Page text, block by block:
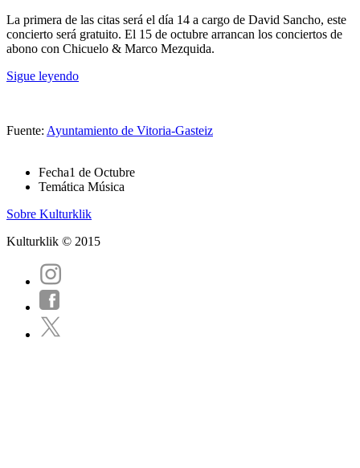
La primera de las citas será el día 14 a cargo de David Sancho, este
concierto será gratuito. El 15 de octubre arrancan los conciertos de
abono con Chicuelo & Marco Mezquida.
Sigue leyendo
Fuente: Ayuntamiento de Vitoria-Gasteiz
Fecha1 de Octubre
Temática Música
Sobre Kulturklik
Kulturklik © 2015